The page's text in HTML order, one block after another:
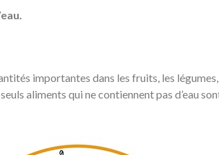
importantes dans les fruits, les
aliments qui ne contiennent pas d’eau